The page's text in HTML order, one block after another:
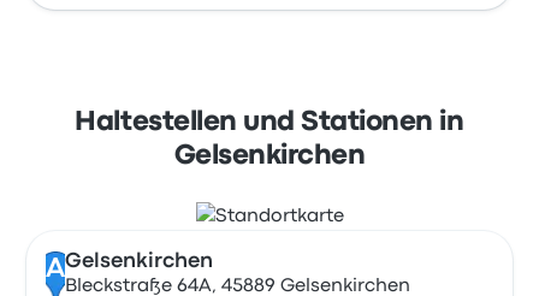
Haltestellen und Stationen in
Gelsenkirchen
AGelsenkirchen
Bleckstraße 64A, 45889 Gelsenkirchen